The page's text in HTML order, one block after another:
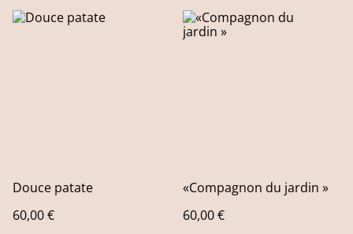
Douce patate
60,00 €
«Compagnon du jardin »
60,00 €